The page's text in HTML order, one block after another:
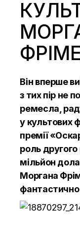
Він вперше
з тих пір не
ремесла,
у культових
премії
роль другого
мільйон
Моргана
фантастично